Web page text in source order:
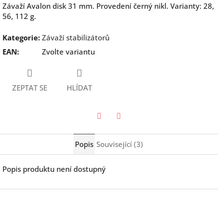
Závaží Avalon disk 31 mm. Provedení černý nikl. Varianty: 28,
56, 112 g.
Kategorie: Závaží stabilizátorů
EAN: Zvolte variantu
ZEPTAT SE HLÍDAT
Popis Související (3)
Popis produktu není dostupný